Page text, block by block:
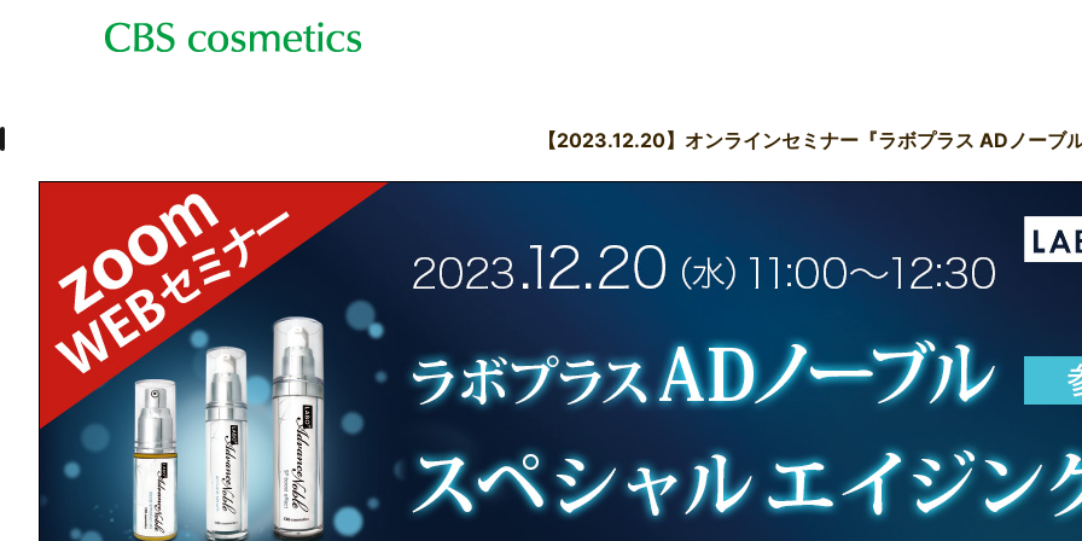
【2023.12.20】オンラインセミナー『ラボプラス ADノーブ